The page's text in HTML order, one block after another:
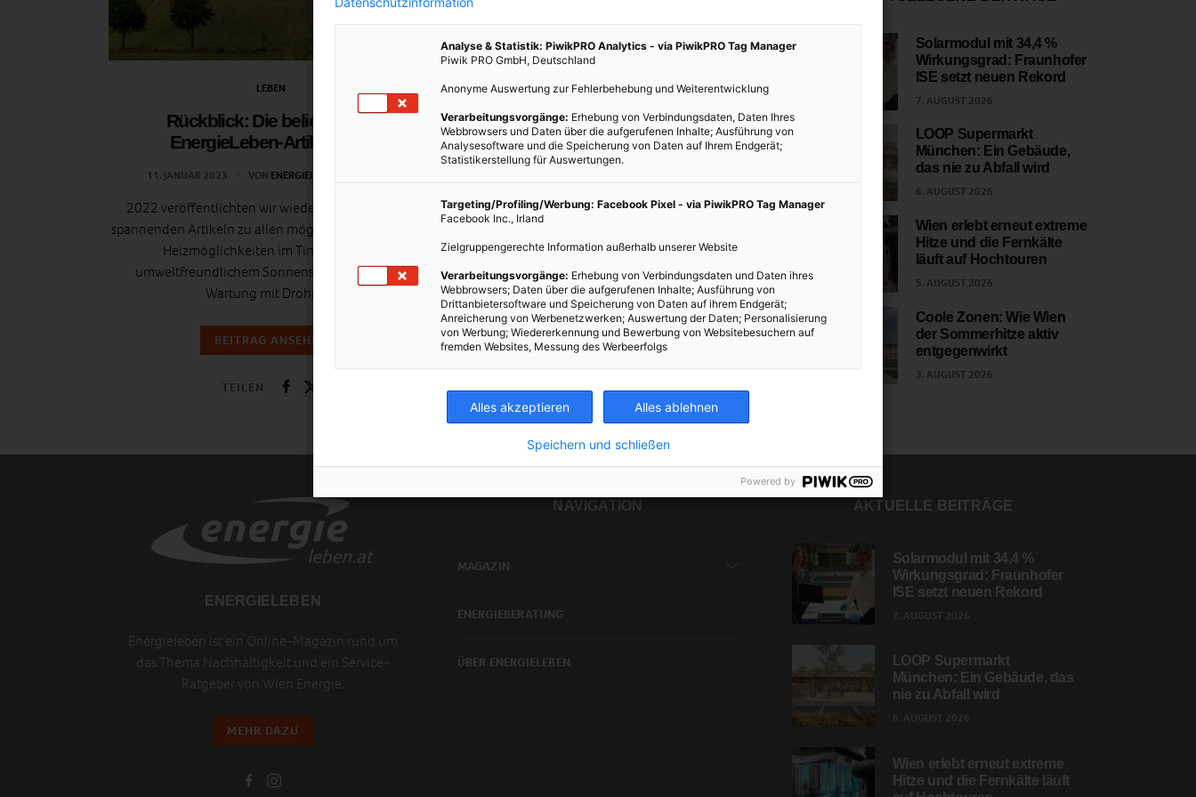
LEBEN
Rückblick: Die beliebtesten
EnergieLeben-Artikel 2022
11. JANUAR 2023 VON ENERGIELEBEN REDAKTION
2022 veröffentlichten wir wieder eine Vielzahl an
spannenden Artikeln zu allen möglichen Themen: Von
Heizmöglichkeiten im Tiny House, zu
umweltfreundlichem Sonnenschutz bishin zur
Wartung mit Drohnen.
BEITRAG ANSEHEN
TEILEN
Solarmodul mit 34,4 %
Wirkungsgrad: Fraunhofer
ISE setzt neuen Rekord
7. AUGUST 2026
LOOP Supermarkt
München: Ein Gebäude,
das nie zu Abfall wird
6. AUGUST 2026
Wien erlebt erneut extreme
Hitze und die Fernkälte
läuft auf Hochtouren
5. AUGUST 2026
Coole Zonen: Wie Wien
der Sommerhitze aktiv
entgegenwirkt
3. AUGUST 2026
ENERGIELEBEN
Energieleben ist ein Online-Magazin rund um
das Thema Nachhaltigkeit und ein Service-
Ratgeber von Wien Energie.
MEHR DAZU
NAVIGATION
MAGAZIN
ENERGIEBERATUNG
ÜBER ENERGIELEBEN
AKTUELLE BEITRÄGE
Solarmodul mit 34,4 %
Wirkungsgrad: Fraunhofer
ISE setzt neuen Rekord
LOOP Supermarkt
München: Ein Gebäude, das
nie zu Abfall wird
Wien erlebt erneut extreme
Hitze und die Fernkälte läuft
Analyse & Statistik: PiwikPRO Analytics - via PiwikPRO Tag Manager
Piwik PRO GmbH, Deutschland
Anonyme Auswertung zur Fehlerbehebung und Weiterentwicklung
Verarbeitungsvorgänge: Erhebung von Verbindungsdaten, Daten Ihres
Webbrowsers und Daten über die aufgerufenen Inhalte; Ausführung von
Analysesoftware und die Speicherung von Daten auf Ihrem Endgerät;
Statistikerstellung für Auswertungen.
Targeting/Profiling/Werbung: Facebook Pixel - via PiwikPRO Tag Manager
Facebook Inc., Irland
Zielgruppengerechte Information außerhalb unserer Website
Verarbeitungsvorgänge: Erhebung von Verbindungsdaten und Daten ihres
Webbrowsers; Daten über die aufgerufenen Inhalte; Ausführung von
Drittanbietersoftware und Speicherung von Daten auf ihrem Endgerät;
Anreicherung von Werbenetzwerken; Auswertung der Daten; Personalisierung
von Werbung; Wiedererkennung und Bewerbung von Websitebesuchern auf
fremden Websites, Messung des Werbeerfolgs
Alles akzeptieren Alles ablehnen
Speichern und schließen
Powered by